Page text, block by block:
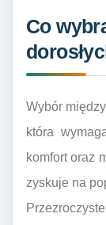
Co
Wybór
która
komfort oraz
zyskuje na